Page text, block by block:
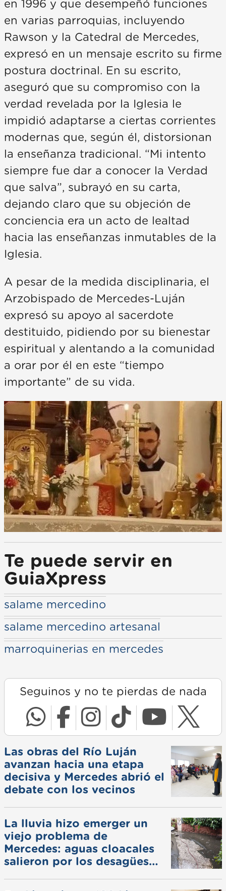
en 1996 y que desempeñó funciones
en varias parroquias, incluyendo
Rawson y la Catedral de Mercedes,
expresó en un mensaje escrito su firme
postura doctrinal. En su escrito,
aseguró que su compromiso con la
verdad revelada por la Iglesia le
impidió adaptarse a ciertas corrientes
modernas que, según él, distorsionan
la enseñanza tradicional. “Mi intento
siempre fue dar a conocer la Verdad
que salva”, subrayó en su carta,
dejando claro que su objeción de
conciencia era un acto de lealtad
hacia las enseñanzas inmutables de la
Iglesia.
A pesar de la medida disciplinaria, el
Arzobispado de Mercedes-Luján
expresó su apoyo al sacerdote
destituido, pidiendo por su bienestar
espiritual y alentando a la comunidad
a orar por él en este “tiempo
importante” de su vida.
Te puede servir en
GuiaXpress
salame mercedino
salame mercedino artesanal
marroquinerias en mercedes
Seguinos y no te pierdas de nada
Las obras del Río Luján
avanzan hacia una etapa
decisiva y Mercedes abrió el
debate con los vecinos
La lluvia hizo emerger un
viejo problema de
Mercedes: aguas cloacales
salieron por los desagües